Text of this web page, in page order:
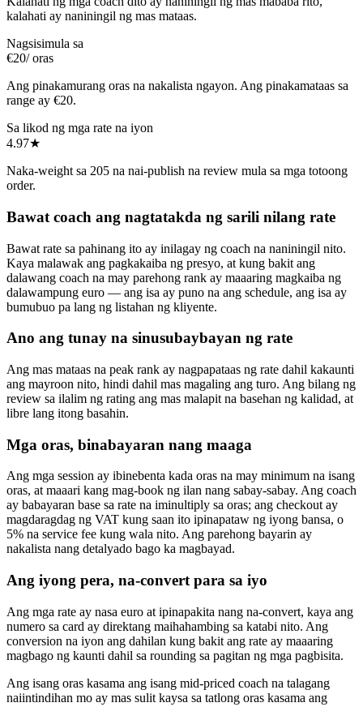
kalahati ay naniningil ng mas mataas.
Nagsisimula sa
€20/ oras
Ang pinakamurang oras na nakalista ngayon. Ang pinakamataas sa
range ay €20.
Sa likod ng mga rate na iyon
4.97★
Naka-weight sa 205 na nai-publish na review mula sa mga totoong
order.
Bawat coach ang nagtatakda ng sarili nilang rate
Bawat rate sa pahinang ito ay inilagay ng coach na naniningil nito.
Kaya malawak ang pagkakaiba ng presyo, at kung bakit ang
dalawang coach na may parehong rank ay maaaring magkaiba ng
dalawampung euro — ang isa ay puno na ang schedule, ang isa ay
bumubuo pa lang ng listahan ng kliyente.
Ano ang tunay na sinusubaybayan ng rate
Ang mas mataas na peak rank ay nagpapataas ng rate dahil kakaunti
ang mayroon nito, hindi dahil mas magaling ang turo. Ang bilang ng
review sa ilalim ng rating ang mas malapit na basehan ng kalidad, at
libre lang itong basahin.
Mga oras, binabayaran nang maaga
Ang mga session ay ibinebenta kada oras na may minimum na isang
oras, at maaari kang mag-book ng ilan nang sabay-sabay. Ang coach
ay babayaran base sa rate na iminultiply sa oras; ang checkout ay
magdaragdag ng VAT kung saan ito ipinapataw ng iyong bansa, o
5% na service fee kung wala nito. Ang parehong bayarin ay
nakalista nang detalyado bago ka magbayad.
Ang iyong pera, na-convert para sa iyo
Ang mga rate ay nasa euro at ipinapakita nang na-convert, kaya ang
numero sa card ay direktang maihahambing sa katabi nito. Ang
conversion na iyon ang dahilan kung bakit ang rate ay maaaring
magbago ng kaunti dahil sa rounding sa pagitan ng mga pagbisita.
Ang isang oras kasama ang isang mid-priced coach na talagang
naiintindihan mo ay mas sulit kaysa sa tatlong oras kasama ang